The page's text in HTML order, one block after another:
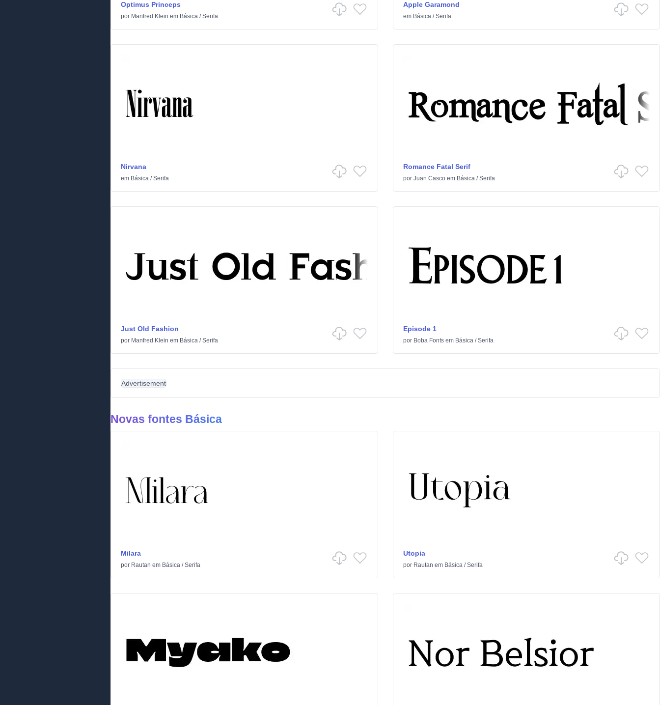
Optimus Princeps
por Manfred Klein em Básica /Serifa
Apple Garamond
em Básica/Serifa
Nirvana
em Básica /Serifa
Romance Fatal Serif
por Juan Cascoem Básica/Serifa
Just Old Fashion
por Manfred Klein em Básica /Serifa
Episode 1
por Boba Fontsem Básica/Serifa
Advertisement
Novas fontes Básica
Milara
por Rautan em Básica /Serifa
Utopia
por Rautan em Básica/Serifa